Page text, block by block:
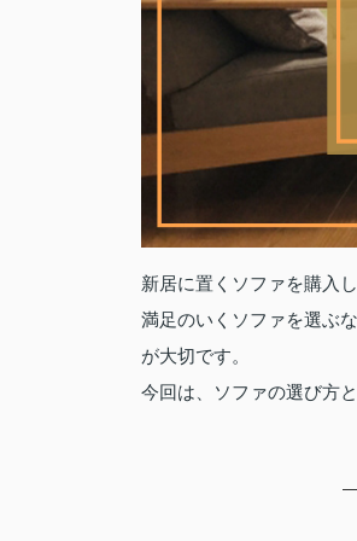
新居に置くソファを購入
満足のいくソファを選ぶ
が大切です。
今回は、ソファの選び方